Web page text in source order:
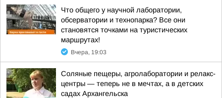
Что общего у научной лаборатории,
обсерватории и технопарка? Все они
становятся точками на туристических
маршрутах!
Вчера, 19:03
Соляные пещеры, агролаборатории и релакс-
центры — теперь не в мечтах, а в детских
садах Архангельска